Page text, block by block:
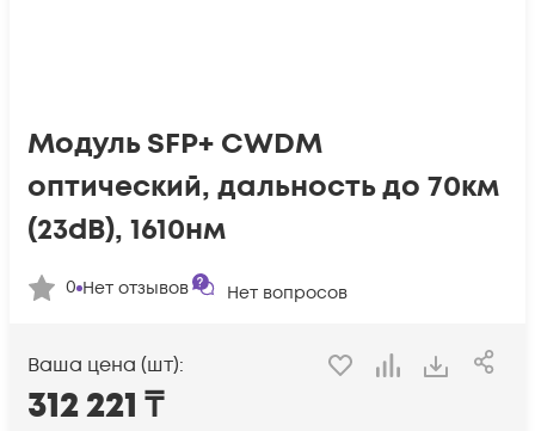
Модуль SFP+ CWDM
оптический, дальность до 70км
(23dB), 1610нм
0 Нет отзывов Нет вопросов
Ваша цена (шт):
312 221 ₸